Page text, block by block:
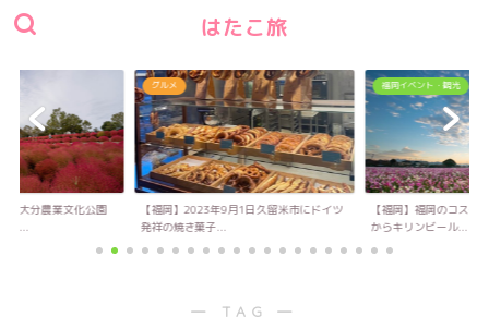
はたこ旅
！大分農業文化公園
キ...
グルメ
【福岡】2023年9月1日久留米市にドイツ
発祥の焼き菓子...
福岡イベント・観光
【福岡】福岡のコスモ
からキリンビール...
― TAG ―